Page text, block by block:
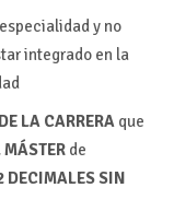
y no
integrado en la
LA CARRERA que
MÁSTER de
DECIMALES SIN